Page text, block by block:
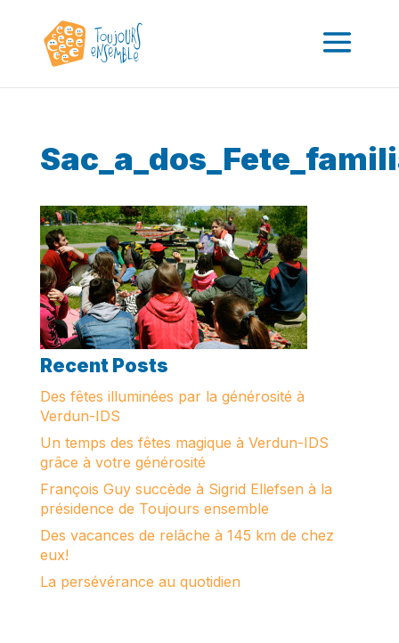
Recent Posts
Des fêtes illuminées par la générosité à
Verdun-IDS
Un temps des fêtes magique à Verdun-IDS
grâce à votre générosité
François Guy succède à Sigrid Ellefsen à la
présidence de Toujours ensemble
Des vacances de relâche à 145 km de chez
eux!
La persévérance au quotidien